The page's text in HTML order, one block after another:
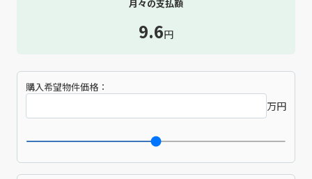
月々の支払額
9.6円
購入希望物件価格：
万円